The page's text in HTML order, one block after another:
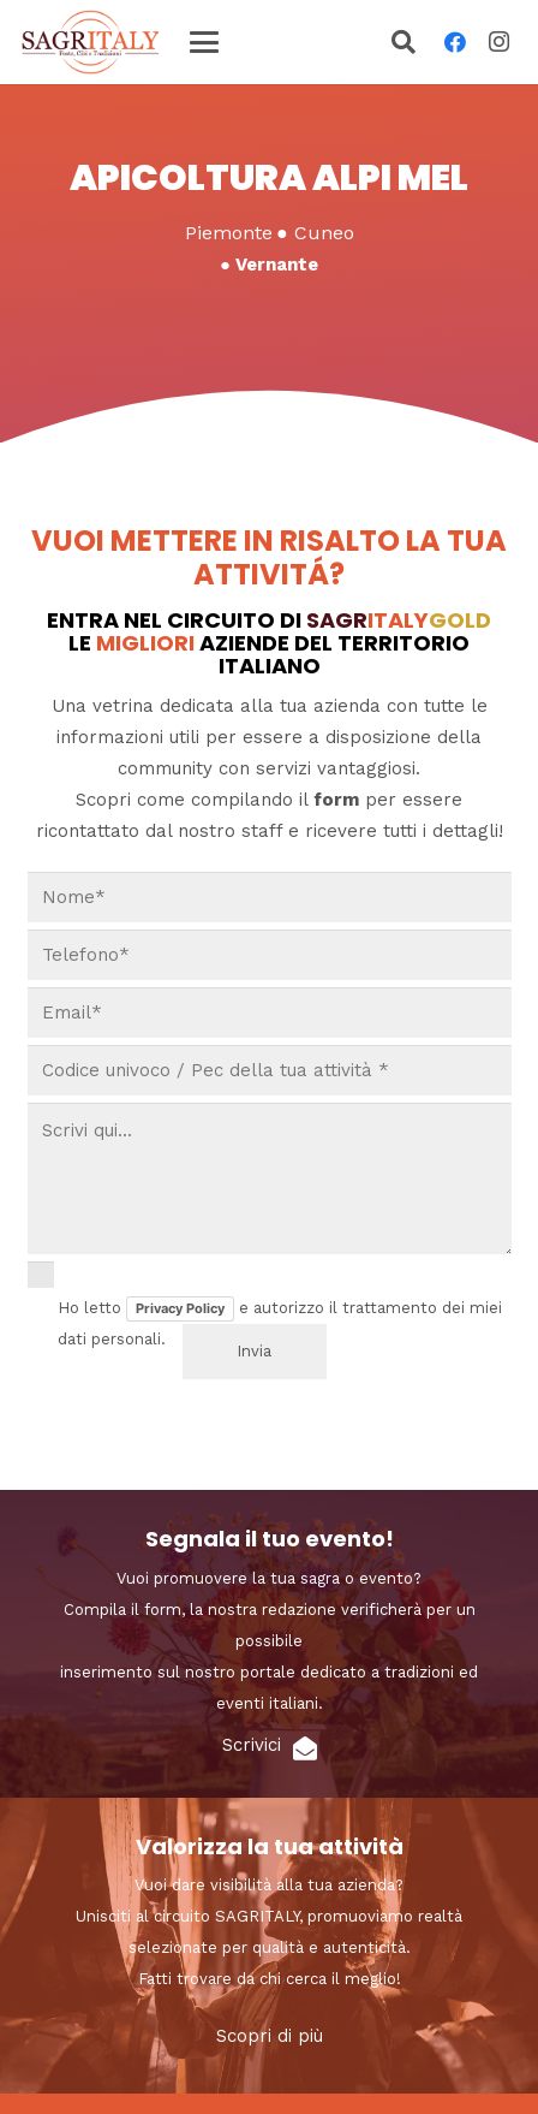
APICOLTURA ALPI MEL
Piemonte ● Cuneo
● Vernante
VUOI METTERE IN RISALTO LA TUA
ATTIVITÁ?
ENTRA NEL CIRCUITO DI SAGRITALYGOLD
LE MIGLIORIAZIENDE DEL TERRITORIO
ITALIANO
Una vetrina dedicata alla tua azienda con tutte le
informazioni utili per essere a disposizione della
community con servizi vantaggiosi.
Scopri come compilando il form per essere
ricontattato dal nostro staff e ricevere tutti i dettagli!
Ho letto Privacy Policy
e autorizzo il trattamento dei miei
dati personali.
Segnala il tuo evento!
Vuoi promuovere la tua sagra o evento?
Compila il form, la nostra redazione verificherà per un
possibile
inserimento sul nostro portale dedicato a tradizioni ed
eventi italiani.
Scrivici
Valorizza la tua attività
Vuoi dare visibilità alla tua azienda?
Unisciti al circuito SAGRITALY, promuoviamo realtà
selezionate per qualità e autenticità.
Fatti trovare da chi cerca il meglio!
Scopri di più